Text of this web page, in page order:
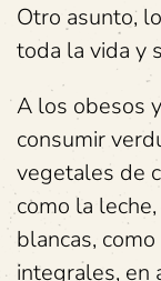
Otro asunto,
toda la vida y
A los obesos
consumir
vegetales de
como la
blancas,
integrales, en